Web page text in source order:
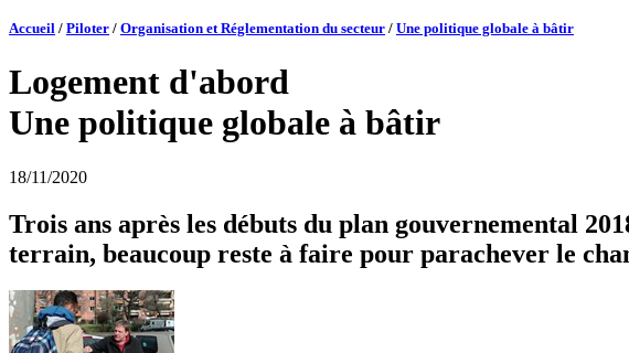
Accueil / Piloter / Organisation et Réglementation du secteur / Une politique globale à bâtir
Logement d'abord
Une politique globale à bâtir
18/11/2020
Trois ans après les débuts du plan gouvernemental
terrain, beaucoup reste à faire pour parachever le